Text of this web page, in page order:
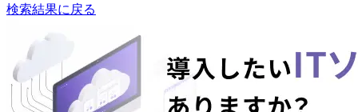
検索結果に戻る